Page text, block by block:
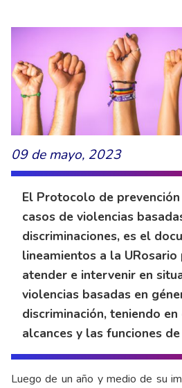
09 de mayo, 2023
El Protocolo de
casos de violencias
discriminaciones, es el
lineamientos a la URosario
atender e intervenir en
violencias basadas en
discriminación, teniendo
alcances y las funciones
Luego de un año y medio de su